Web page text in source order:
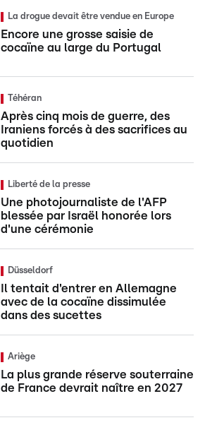
La drogue devait être vendue en Europe
Encore une grosse saisie de
cocaïne au large du Portugal
Téhéran
Après cinq mois de guerre, des
Iraniens forcés à des sacrifices au
quotidien
Liberté de la presse
Une photojournaliste de l'AFP
blessée par Israël honorée lors
d'une cérémonie
Düsseldorf
Il tentait d'entrer en Allemagne
avec de la cocaïne dissimulée
dans des sucettes
Ariège
La plus grande réserve souterraine
de France devrait naître en 2027